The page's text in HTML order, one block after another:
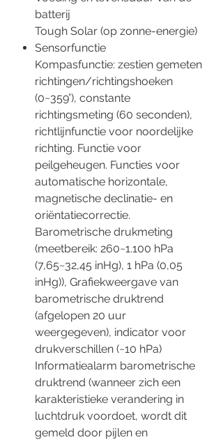
batterij
Tough Solar (op zonne-energie)
Sensorfunctie
Kompasfunctie: zestien gemeten
richtingen/richtingshoeken
(0~359°), constante
richtingsmeting (60 seconden),
richtlijnfunctie voor noordelijke
richting. Functie voor
peilgeheugen. Functies voor
automatische horizontale,
magnetische declinatie- en
oriëntatiecorrectie.
Barometrische drukmeting
(meetbereik: 260~1.100 hPa
(7,65~32,45 inHg), 1 hPa (0,05
inHg)), Grafiekweergave van
barometrische druktrend
(afgelopen 20 uur
weergegeven), indicator voor
drukverschillen (~10 hPa)
Informatiealarm barometrische
druktrend (wanneer zich een
karakteristieke verandering in
luchtdruk voordoet, wordt dit
gemeld door pijlen en